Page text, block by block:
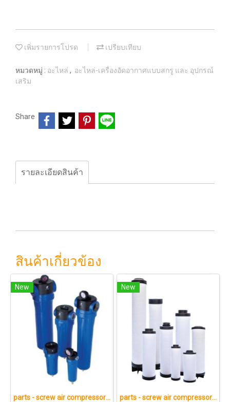
เพิ่มรายการโปรด เปรียบเทียบ
หมวดหมู่ : อะไหล่ , อะไหล่-เครื่องอัดอากาศแบบสกรู และ อุปกรณ์
เสริม
Share
รายละเอียดสินค้า
สินค้าเกี่ยวข้อง
New
parts - screw air compressor 1
New
parts - screw air compressor 4